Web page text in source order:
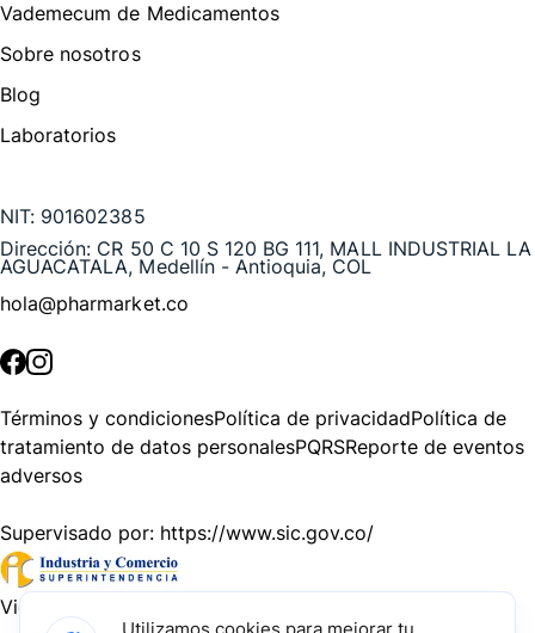
Vademecum de Medicamentos
Sobre nosotros
Blog
Laboratorios
NIT: 901602385
Dirección: CR 50 C 10 S 120 BG 111, MALL INDUSTRIAL LA
AGUACATALA, Medellín - Antioquia, COL
hola@pharmarket.co
Términos y condicionesPolítica de privacidadPolítica de
tratamiento de datos personalesPQRSReporte de eventos
adversos
Supervisado por: https://www.sic.gov.co/
Vigilado por: